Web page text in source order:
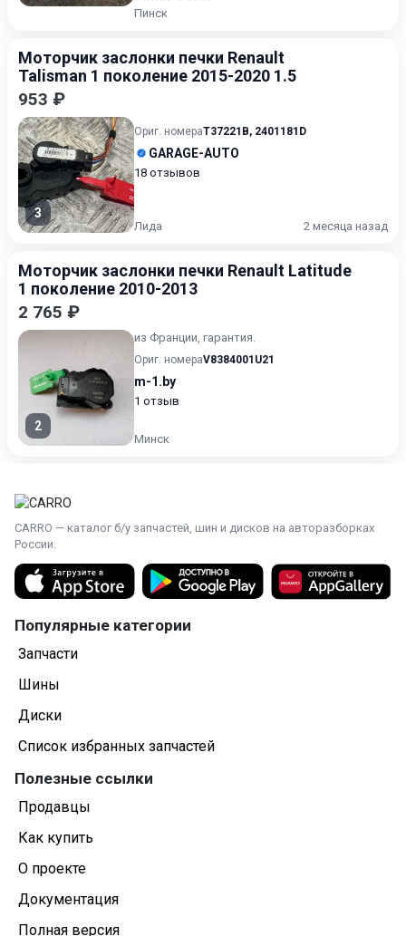
Пинск
Моторчик заслонки печки Renault
Talisman 1 поколение 2015-2020 1.5
953 ₽
3
Ориг. номераT37221B, 2401181D
GARAGE-AUTO
18 отзывов
Лида 2 месяца назад
Моторчик заслонки печки Renault Latitude
1 поколение 2010-2013
2 765 ₽
2
из Франции, гарантия.
Ориг. номераV8384001U21
m-1.by
1 отзыв
Минск
CARRO — каталог б/у запчастей, шин и дисков на авторазборках
России.
Популярные категории
Запчасти
Шины
Диски
Список избранных запчастей
Полезные ссылки
Продавцы
Как купить
О проекте
Документация
Полная версия